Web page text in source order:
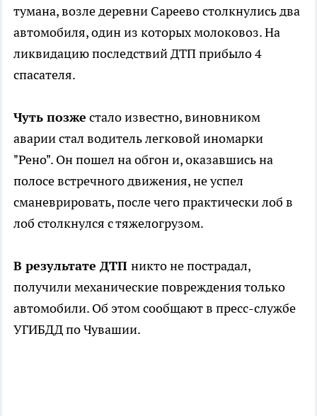
тумана, возле деревни Сареево столкнулись два
автомобиля, один из которых молоковоз. На
ликвидацию последствий ДТП прибыло 4
спасателя.
Чуть позже стало известно, виновником
аварии стал водитель легковой иномарки
"Рено". Он пошел на обгон и, оказавшись на
полосе встречного движения, не успел
сманеврировать, после чего практически лоб в
лоб столкнулся с тяжелогрузом.
В результате ДТП никто не пострадал,
получили механические повреждения только
автомобили. Об этом сообщают в пресс-службе
УГИБДД по Чувашии.